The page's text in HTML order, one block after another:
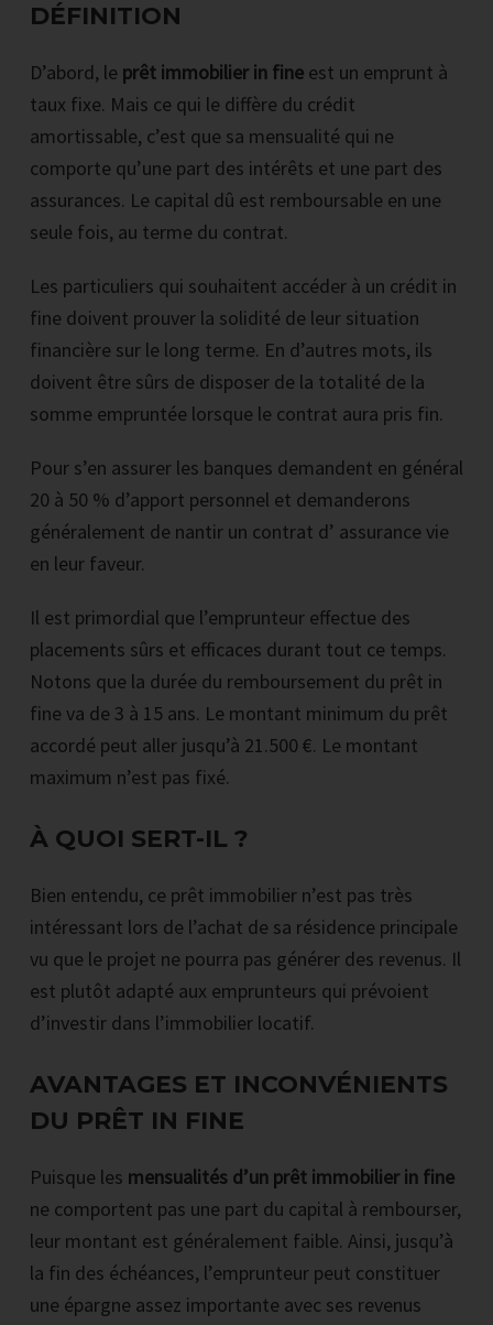
DÉFINITION
D’abord, le prêt immobilier in fine est un emprunt à
taux fixe. Mais ce qui le diffère du crédit
amortissable, c’est que sa mensualité qui ne
comporte qu’une part des intérêts et une part des
assurances. Le capital dû est remboursable en une
seule fois, au terme du contrat.
Les particuliers qui souhaitent accéder à un crédit in
fine doivent prouver la solidité de leur situation
financière sur le long terme. En d’autres mots, ils
doivent être sûrs de disposer de la totalité de la
somme empruntée lorsque le contrat aura pris fin.
Pour s’en assurer les banques demandent en général
20 à 50 % d’apport personnel et demanderons
généralement de nantir un contrat d’ assurance vie
en leur faveur.
Il est primordial que l’emprunteur effectue des
placements sûrs et efficaces durant tout ce temps.
Notons que la durée du remboursement du prêt in
fine va de 3 à 15 ans. Le montant minimum du prêt
accordé peut aller jusqu’à 21.500 €. Le montant
maximum n’est pas fixé.
À QUOI SERT-IL ?
Bien entendu, ce prêt immobilier n’est pas très
intéressant lors de l’achat de sa résidence principale
vu que le projet ne pourra pas générer des revenus. Il
est plutôt adapté aux emprunteurs qui prévoient
d’investir dans l’immobilier locatif.
AVANTAGES ET INCONVÉNIENTS
DU PRÊT IN FINE
Puisque les mensualités d’un prêt immobilier in fine
ne comportent pas une part du capital à rembourser,
leur montant est généralement faible. Ainsi, jusqu’à
la fin des échéances, l’emprunteur peut constituer
une épargne assez importante avec ses revenus